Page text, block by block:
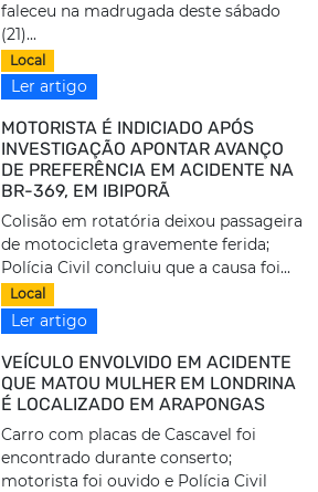
faleceu na madrugada deste sábado
(21)...
Local
Ler artigo
MOTORISTA É INDICIADO APÓS
INVESTIGAÇÃO APONTAR AVANÇO
DE PREFERÊNCIA EM ACIDENTE NA
BR-369, EM IBIPORÃ
Colisão em rotatória deixou passageira
de motocicleta gravemente ferida;
Polícia Civil concluiu que a causa foi...
Local
Ler artigo
VEÍCULO ENVOLVIDO EM ACIDENTE
QUE MATOU MULHER EM LONDRINA
É LOCALIZADO EM ARAPONGAS
Carro com placas de Cascavel foi
encontrado durante conserto;
motorista foi ouvido e Polícia Civil